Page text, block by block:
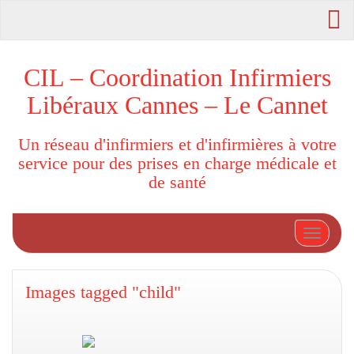
CIL – Coordination Infirmiers
Libéraux Cannes – Le Cannet
Un réseau d'infirmiers et d'infirmières à votre
service pour des prises en charge médicale et
de santé
Images tagged "child"